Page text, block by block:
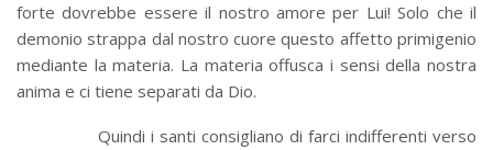
forte dovrebbe essere il nostro amore per Lui! Solo che il
demonio strappa dal nostro cuore questo affetto primigenio
mediante la materia. La materia offusca i sensi della nostra
anima e ci tiene separati da Dio.
Quindi i santi consigliano di farci indifferenti verso